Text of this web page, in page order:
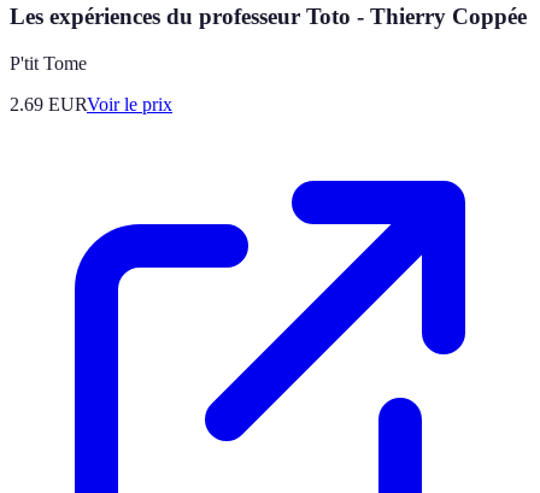
Les expériences du professeur Toto - Thierry Coppée
P'tit Tome
2.69 EURVoir le prix